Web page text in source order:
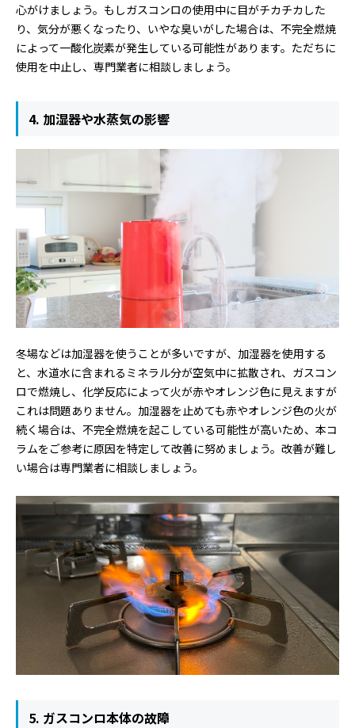
心がけましょう。もしガスコンロの使用中に目がチカチカした
り、気分が悪くなったり、いやな臭いがした場合は、不完全燃焼
によって一酸化炭素が発生している可能性があります。ただちに
使用を中止し、専門業者に相談しましょう。
4. 加湿器や水蒸気の影響
冬場などは加湿器を使うことが多いですが、加湿器を使用する
と、水道水に含まれるミネラル分が空気中に拡散され、ガスコン
ロで燃焼し、化学反応によって火が赤やオレンジ色に見えますが
これは問題ありません。加湿器を止めても赤やオレンジ色の火が
続く場合は、不完全燃焼を起こしている可能性が高いため、本コ
ラムをご参考に原因を特定して改善に努めましょう。改善が難し
い場合は専門業者に相談しましょう。
5. ガスコンロ本体の故障